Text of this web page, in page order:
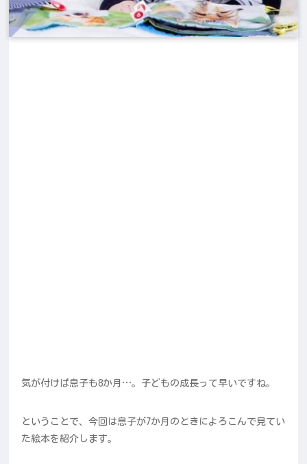
気が付けば息子も8か月…。子どもの成長って早いですね。
ということで、今回は息子が7か月のときによろこんで見てい
た絵本を紹介します。